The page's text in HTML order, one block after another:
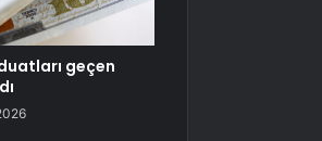
geçen